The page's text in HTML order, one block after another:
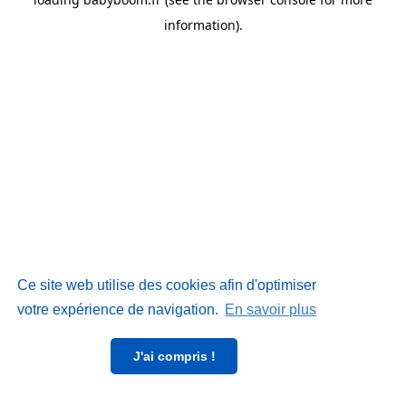
Ce site web utilise des cookies afin d'optimiser
votre expérience de navigation. En savoir plus
J'ai compris !
information).